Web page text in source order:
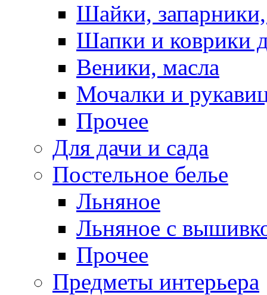
Шайки,
Шапки и коврики
Веники, масла
Мочалки и
Прочее
Для дачи и сада
Постельное белье
Льняное
Льняное с
Прочее
Предметы интерьера